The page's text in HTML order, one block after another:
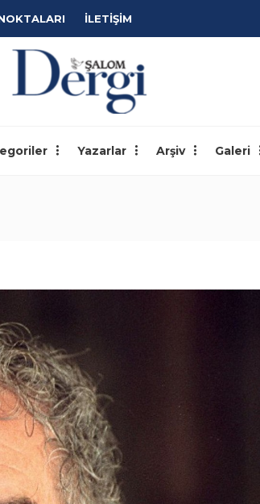
İLETİŞİM
Yazarlar Arşiv Galeri